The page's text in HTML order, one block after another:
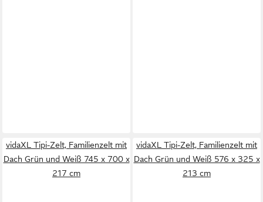
vidaXL Tipi-Zelt, Familienzelt mit
Dach Grün und Weiß 745 x 700 x
217 cm
vidaXL Tipi-Zelt, Familienzelt mit
Dach Grün und Weiß 576 x 325 x
213 cm